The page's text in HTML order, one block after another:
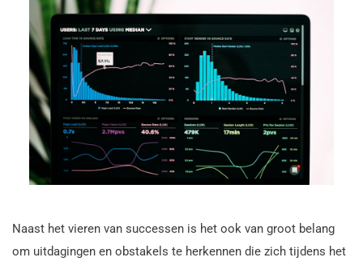
Naast het vieren van successen is het ook van groot belang
om uitdagingen en obstakels te herkennen die zich tijdens het